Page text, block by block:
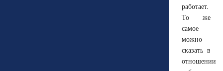
работает.
То же
самое
можно
сказать в
отношении